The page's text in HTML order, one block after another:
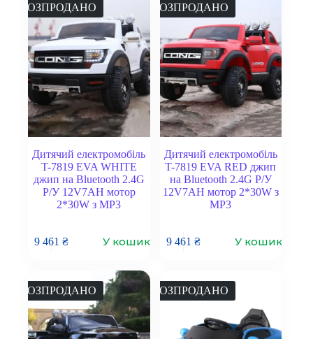
РОЗПРОДАНО
Дитячий електромобіль
T-7819 EVA WHITE
джип на Bluetooth 2.4G
Р/У 12V7AH мотор
2*30W з MP3
9 461₴ У кошик
РОЗПРОДАНО
Дитячий електромобіль
T-7819 EVA RED джип
на Bluetooth 2.4G Р/У
12V7AH мотор 2*30W з
MP3
9 461 ₴ У кошик
РОЗПРОДАНО РОЗПРОДАНО